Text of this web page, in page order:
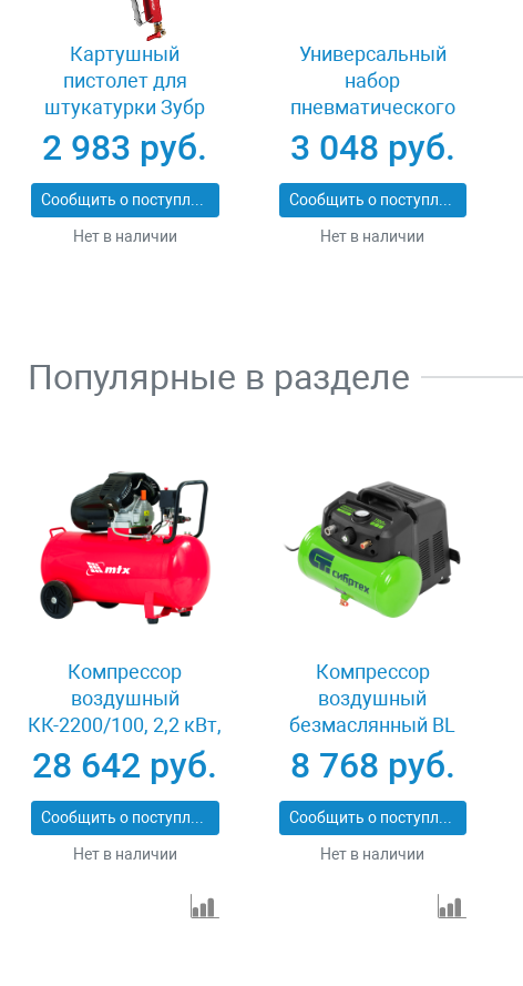
Картушный
пистолет для
штукатурки Зубр
МАСТЕР МКП 600
06466
2 983 руб.
Сообщить о поступлении
Нет в наличии
Универсальный
набор
пневматического
инструмента 5
предметов Зубр
06458-H5
3 048 руб.
Сообщить о поступлении
Нет в наличии
Популярные в разделе
Компрессор
воздушный
КК-2200/100, 2,2 кВт,
350 л/мин, 100 л,
прямой привод,
масляный MTX
58033
28 642 руб.
Сообщить о поступлении
Нет в наличии
Компрессор
воздушный
безмаслянный BL
1100/6 1100Вт,
ресивер 6 литров,
180 л/мин Сибртех
58059
8 768 руб.
Сообщить о поступлении
Нет в наличии